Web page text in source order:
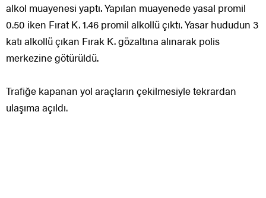
alkol muayenesi yaptı. Yapılan muayenede yasal promil
0.50 iken Fırat K. 1.46 promil alkollü çıktı. Yasar hududun 3
katı alkollü çıkan Fırak K. gözaltına alınarak polis
merkezine götürüldü.
Trafiğe kapanan yol araçların çekilmesiyle tekrardan
ulaşıma açıldı.